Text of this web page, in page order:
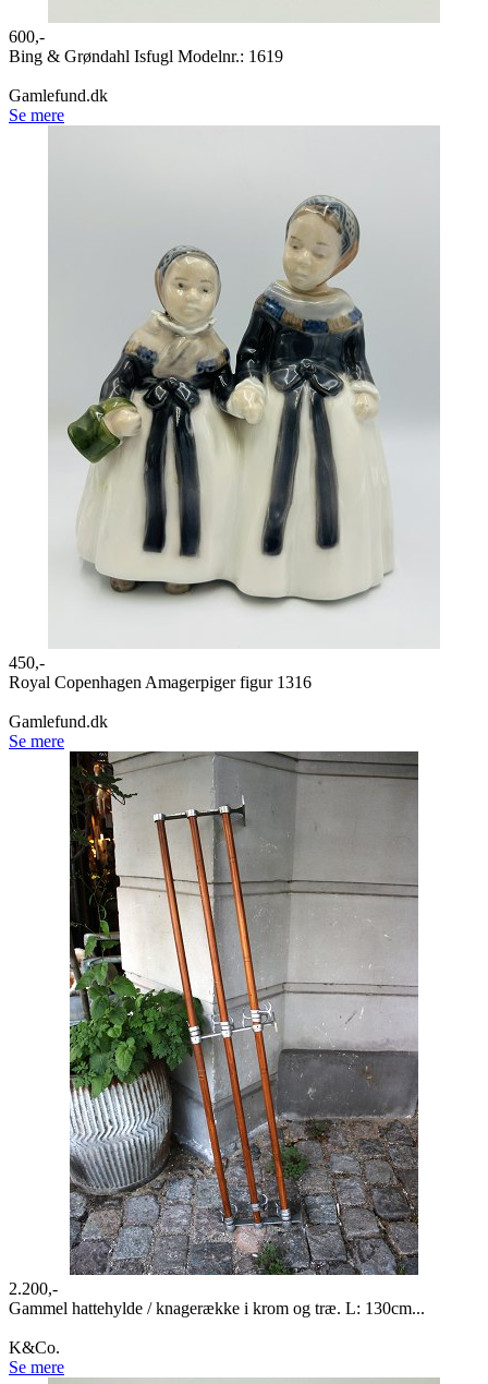
600,-
Bing & Grøndahl Isfugl Modelnr.: 1619
Gamlefund.dk
Se mere
450,-
Royal Copenhagen Amagerpiger figur 1316
Gamlefund.dk
Se mere
2.200,-
Gammel hattehylde / knagerække i krom og træ. L: 130cm...
K&Co.
Se mere